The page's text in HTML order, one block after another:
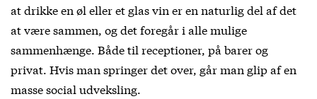
at drikke en øl eller et glas vin er en naturlig del af det
at være sammen, og det foregår i alle mulige
sammenhænge. Både til receptioner, på barer og
privat. Hvis man springer det over, går man glip af en
masse social udveksling.